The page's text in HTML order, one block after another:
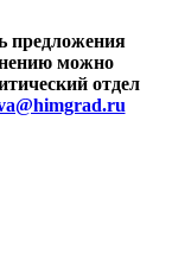
предложения
можно
отдел